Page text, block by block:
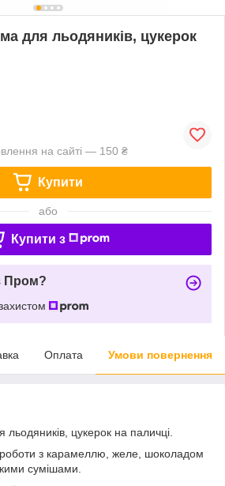
для льодяників, цукерок
на сайті — 150 ₴
Купити
або
Купити з
Пром?
Оплата Умови повернення
цукерок на паличці.
з карамеллю, желе, шоколадом
сумішами.